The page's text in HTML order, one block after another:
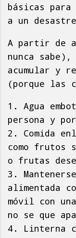
básicas
a un
A partir de
nunca
acumular y
(porque las
1. Agua
persona y
2. Comida
como frutos
o frutas
3.
alimentada
móvil con
no se que
4. Linterna